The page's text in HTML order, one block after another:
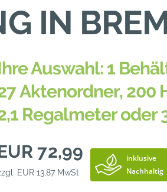
IN
Auswahl: 1
Aktenordner, 200
Regalmeter oder
72,99
EUR 13,87 MwSt.
inklusive
Nachhaltig